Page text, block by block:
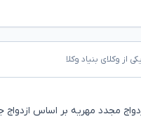
از وکلای بنیاد وکلا
مجدد مهریه بر اساس ازدواج